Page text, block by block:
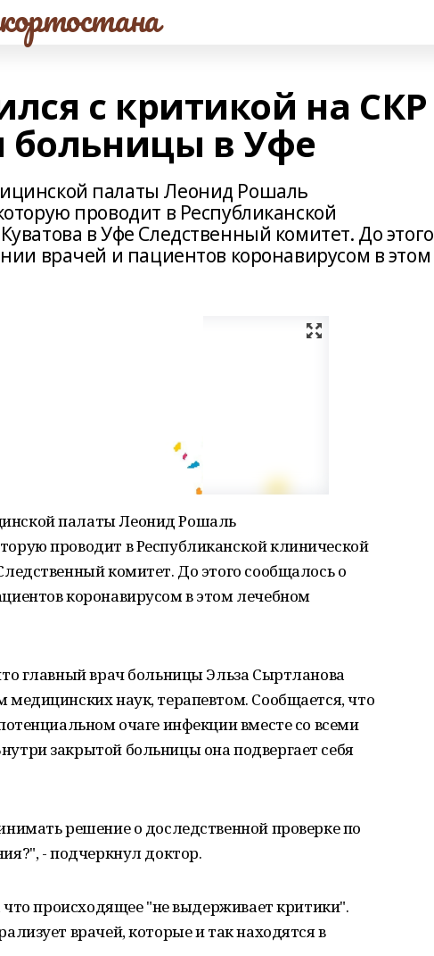
с критикой на СКР
больницы в Уфе
палаты Леонид Рошаль
проводит в Республиканской
в Уфе Следственный комитет. До этого
врачей и пациентов коронавирусом в этом
палаты Леонид Рошаль
проводит в Республиканской клинической
комитет. До этого сообщалось о
коронавирусом в этом лечебном
главный врач больницы Эльза Сыртланова
медицинских наук, терапевтом. Сообщается, что
очаге инфекции вместе со всеми
закрытой больницы она подвергает себя
решение о доследственной проверке по
- подчеркнул доктор.
происходящее "не выдерживает критики".
врачей, которые и так находятся в